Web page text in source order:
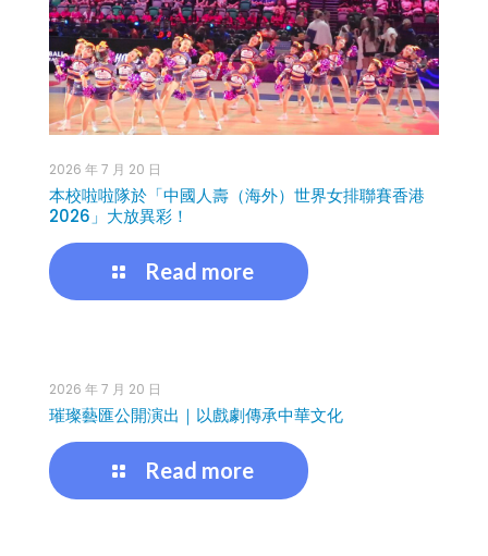
2026 年 7 月 20 日
本校啦啦隊於「中國人壽（海外）世界女排聯賽香港
2026」大放異彩！
Read more
2026 年 7 月 20 日
璀璨藝匯公開演出｜以戲劇傳承中華文化
Read more